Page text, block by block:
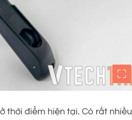
thời điểm hiện tại. Có rất nhiều